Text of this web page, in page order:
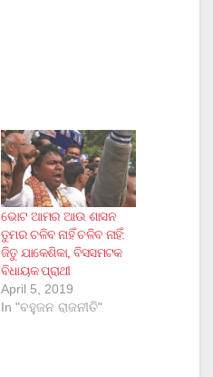
ଭୋଟ ଆମର ଆଉ ଶାସନ
ତୁମର ଚଳିବ ନାହିଁ ଚଳିବ ନାହିଁ:
ଜିତୁ ଯାକେଶିକା, ବିସସମଟକ
ବିଧାୟକ ପ୍ରାଥୀ
April 5, 2019
In "ବହୁଜନ ରାଜନୀତି"